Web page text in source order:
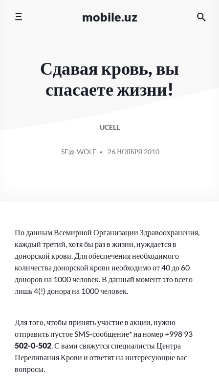
mobile.uz
Сдавая кровь, вы
спасаете жизни!
UCELL
ОТ
SE@-WOLF 26 НОЯБРЯ 2010
По данным Всемирной Организации Здравоохранения,
каждый третий, хотя бы раз в жизни, нуждается в
донорской крови. Для обеспечения необходимого
количества донорской крови необходимо от 40 до 60
доноров на 1000 человек. В данный момент это всего
лишь 4(!) донора на 1000 человек.
Для того, чтобы принять участие в акции, нужно
отправить пустое SMS-сообщение* на номер +998 93
502-0-502. С вами свяжутся специалисты Центра
Переливания Крови и ответят на интересующие вас
вопросы.